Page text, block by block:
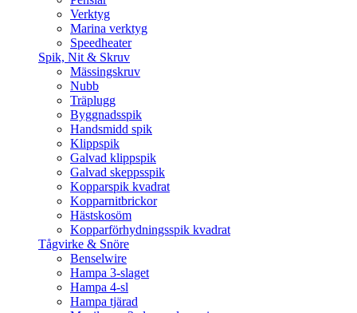
Verktyg
Marina verktyg
Speedheater
Spik, Nit & Skruv
Mässingskruv
Nubb
Träplugg
Byggnadsspik
Handsmidd spik
Klippspik
Galvad klippspik
Galvad skeppsspik
Kopparspik kvadrat
Kopparnitbrickor
Hästskosöm
Kopparförhydningsspik kvadrat
Tågvirke & Snöre
Benselwire
Hampa 3-slaget
Hampa 4-sl
Hampa tjärad